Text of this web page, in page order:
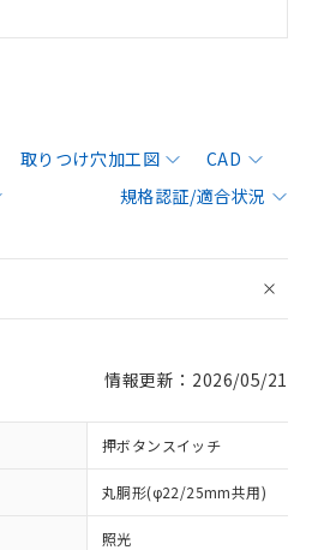
取りつけ穴加工図
CAD
規格認証/適合状況
情報更新：2026/05/21
押ボタンスイッチ
丸胴形(φ22/25mm共用)
照光